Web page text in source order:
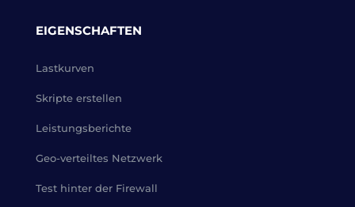
EIGENSCHAFTEN
Lastkurven
Skripte erstellen
Leistungsberichte
Geo-verteiltes Netzwerk
Test hinter der Firewall